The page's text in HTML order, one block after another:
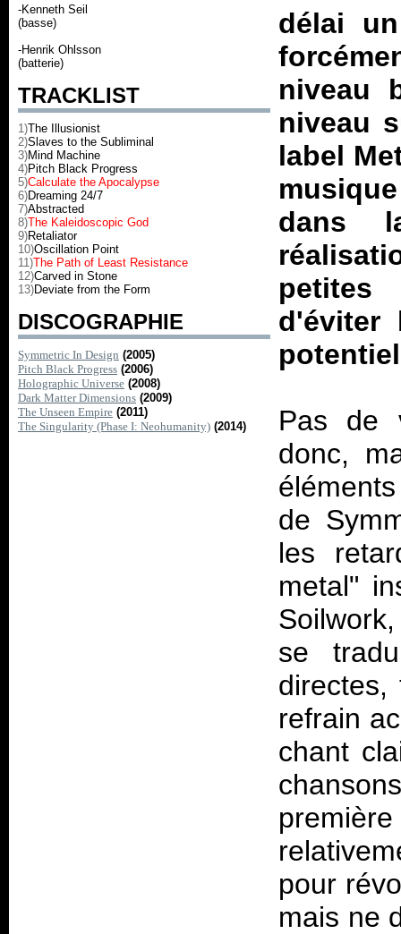
-Kenneth Seil
(basse)
-Henrik Ohlsson
(batterie)
TRACKLIST
1)The Illusionist
2)Slaves to the Subliminal
3)Mind Machine
4)Pitch Black Progress
5)Calculate the Apocalypse
6)Dreaming 24/7
7)Abstracted
8)The Kaleidoscopic God
9)Retaliator
10)Oscillation Point
11)The Path of Least Resistance
12)Carved in Stone
13)Deviate from the Form
DISCOGRAPHIE
Symmetric In Design (2005)
Pitch Black Progress (2006)
Holographic Universe (2008)
Dark Matter Dimensions (2009)
The Unseen Empire (2011)
The Singularity (Phase I: Neohumanity) (2014)
délai
niveau
niveau
label
dans
petites
d'éviter
Pas de
donc,
de
les
metal"
se
directes,
refrain
chant
pour
mais ne